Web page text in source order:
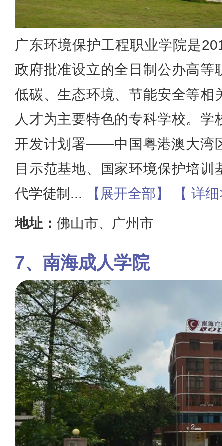
广东环境保护工程职业学院是
政府批准设立的全日制公办高等
低碳、生态环境、节能安全等相
人才为主要特色的专科学校。学
开发计划署——中国粤港澳大湾
目示范基地、国家环境保护培训
代学徒制 ... 【展开全部】
【 详
地址： 佛山市、广州市
南海成人学院